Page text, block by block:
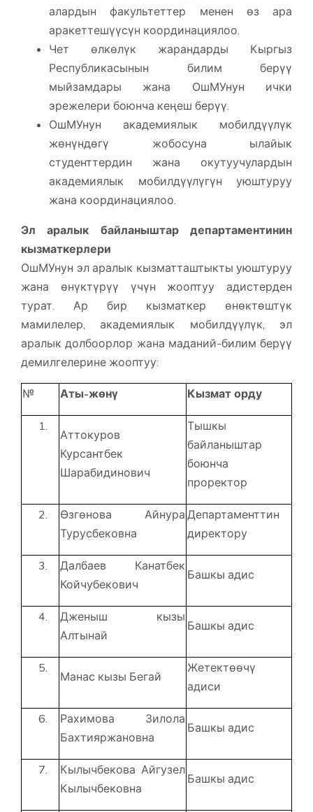
алардын факультеттер менен өз ара
аракеттешүүсүн координациялоо.
Чет өлкөлүк жарандарды Кыргыз
Республикасынын билим берүү
мыйзамдары жана ОшМУнун ички
эрежелери боюнча кеңеш берүү.
ОшМУнун академиялык мобилдүүлүк
жөнүндөгү жобосуна ылайык
студенттердин жана окутуучулардын
академиялык мобилдүүлүгүн уюштуруу
жана координациялоо.
Эл аралык байланыштар департаментинин
кызматкерлери
ОшМУнун эл аралык кызматташтыкты уюштуруу
жана өнүктүрүү үчүн жооптуу адистерден
турат. Ар бир кызматкер өнөктөштүк
мамилелер, академиялык мобилдүүлүк, эл
аралык долбоорлор жана маданий-билим берүү
демилгелерине жооптуу:
№ Аты-жөнү Кызмат орду
Аттокуров
Курсантбек
Шарабидинович
Тышкы
байланыштар
боюнча
проректор
Өзгөнова Айнура
Турусбековна
Департаменттин
директору
Далбаев Канатбек
Койчубекович
Башкы адис
Дженыш кызы
Алтынай
Башкы адис
Манас кызы Бегай
Жетектөөчү
адиси
Рахимова Зилола
Бахтияржановна
Башкы адис
Кылычбекова Айгузел
Кылычбековна
Башкы адис